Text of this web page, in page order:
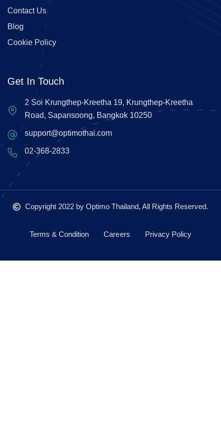
Contact Us
Blog
Cookie Policy
Get In Touch
2 Soi Krungthep-Kreetha 19, Krungthep-Kreetha
Road, Sapansoong, Bangkok 10250
support@optimothai.com
02-368-2833
Copyright 2022 by Optimo Thailand, All Rights Reserved.
Terms & Condition Careers Privacy Policy